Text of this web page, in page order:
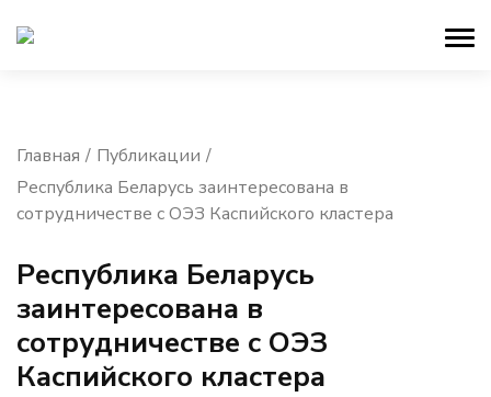
Главная
Публикации
Республика Беларусь заинтересована в
сотрудничестве с ОЭЗ Каспийского кластера
Республика Беларусь
заинтересована в
сотрудничестве с ОЭЗ
Каспийского кластера